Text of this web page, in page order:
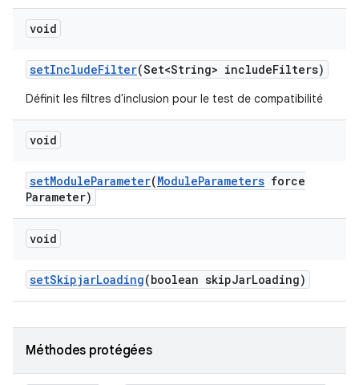
void
setIncludeFilter(Set<String> includeFilters)
Définit les filtres d'inclusion pour le test de compatibilité
void
setModuleParameter(ModuleParameters force
Parameter)
void
setSkipjarLoading(boolean skipJarLoading)
Méthodes protégées